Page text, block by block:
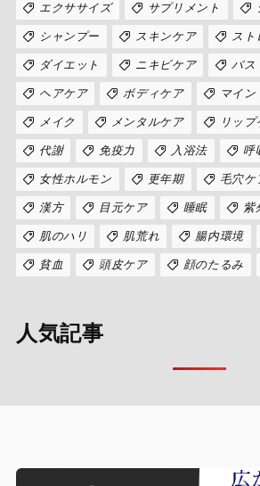
エクササイズ サプリメント
シャンプー スキンケア スト
ダイエット ニキビケア バス
ヘアケア ボディケア マイン
メイク メンタルケア リップ
代謝 免疫力 入浴法 呼
女性ホルモン 更年期 毛穴ケ
漢方 目元ケア 睡眠 紫
肌のハリ 肌荒れ 腸内環境
貧血 頭皮ケア 顔のたるみ
人気記事